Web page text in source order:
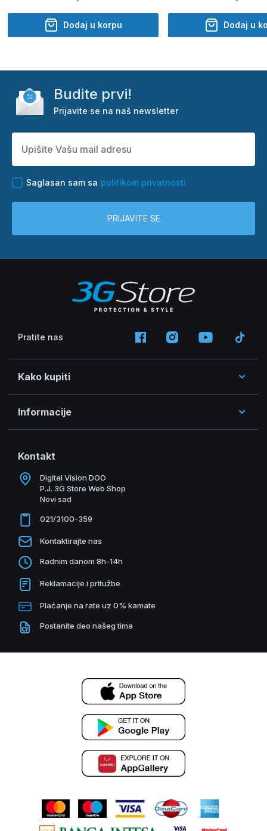
Dodaj u korpu Dodaj u
Budite prvi!
Prijavite se na naš newsletter
Saglasan sam sa politikom privatnosti
PRIJAVITE SE
Pratite nas
Kako kupiti
Informacije
Kontakt
Digital Vision DOO
P.J. 3G Store Web Shop
Novi sad
021/3100-359
Kontaktirajte nas
Radnim danom 8h-14h
Reklamacije i pritužbe
Plaćanje na rate uz 0% kamate
Postanite deo našeg tima